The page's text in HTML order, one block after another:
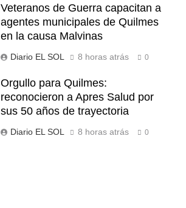
Veteranos de Guerra capacitan a
agentes municipales de Quilmes
en la causa Malvinas
Diario EL SOL 8 horas atrás 0
Orgullo para Quilmes:
reconocieron a Apres Salud por
sus 50 años de trayectoria
Diario EL SOL 8 horas atrás 0